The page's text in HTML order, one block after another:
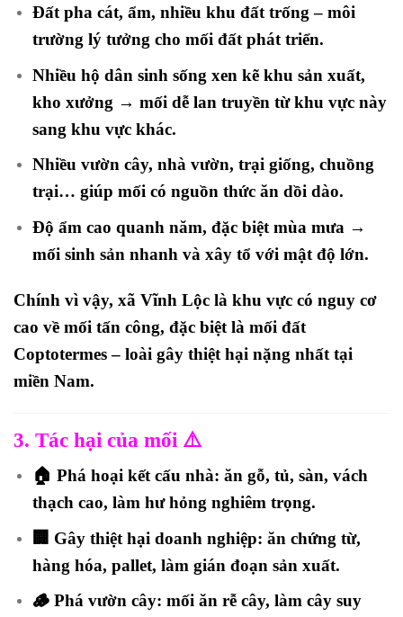
Đất pha cát, ẩm, nhiều khu đất trống – môi
trường lý tưởng cho mối đất phát triển.
Nhiều hộ dân sinh sống xen kẽ khu sản xuất,
kho xưởng → mối dễ lan truyền từ khu vực này
sang khu vực khác.
Nhiều vườn cây, nhà vườn, trại giống, chuồng
trại… giúp mối có nguồn thức ăn dồi dào.
Độ ẩm cao quanh năm, đặc biệt mùa mưa →
mối sinh sản nhanh và xây tổ với mật độ lớn.
Chính vì vậy, xã Vĩnh Lộc là khu vực có nguy cơ
cao về mối tấn công, đặc biệt là mối đất
Coptotermes – loài gây thiệt hại nặng nhất tại
miền Nam.
3. Tác hại của mối ⚠️
🏠 Phá hoại kết cấu nhà: ăn gỗ, tủ, sàn, vách
thạch cao, làm hư hỏng nghiêm trọng.
🏢 Gây thiệt hại doanh nghiệp: ăn chứng từ,
hàng hóa, pallet, làm gián đoạn sản xuất.
🪵 Phá vườn cây: mối ăn rễ cây, làm cây suy